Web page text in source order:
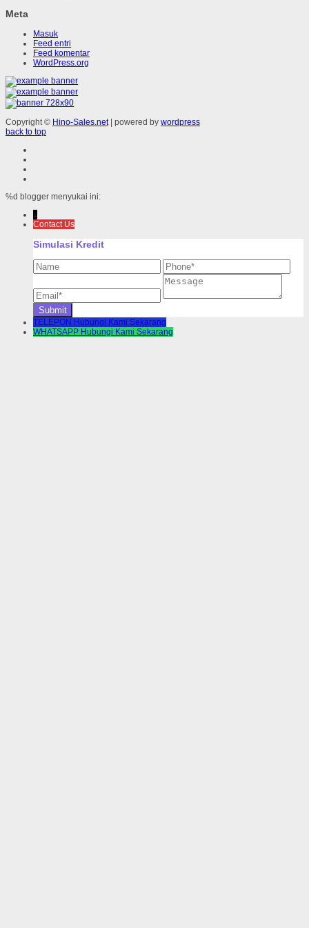
Meta
Masuk
Feed entri
Feed komentar
WordPress.org
Copyright © Hino-Sales.net| powered by wordpress
back to top
%d blogger menyukai ini:
↓
Contact Us
Simulasi Kredit
TELEPON Hubungi Kami Sekarang
WHATSAPP Hubungi Kami Sekarang